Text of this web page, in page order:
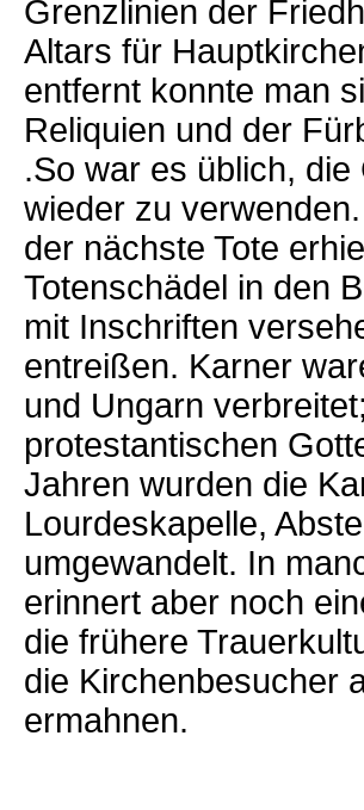
Grenzlinien der
Altars für
entfernt konnte man
Reliquien und der
.So war es üblich,
wieder zu
der nächste Tote
Totenschädel in den
mit Inschriften
entreißen. Karner
und Ungarn
protestantischen
Jahren wurden die
Lourdeskapelle,
umgewandelt. In
erinnert aber noch
die frühere
die Kirchenbesucher
ermahnen.